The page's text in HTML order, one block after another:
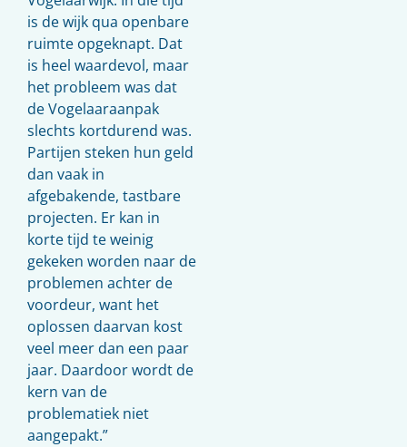
is de wijk qua openbare
ruimte opgeknapt. Dat
is heel waardevol, maar
het probleem was dat
de Vogelaaraanpak
slechts kortdurend was.
Partijen steken hun geld
dan vaak in
afgebakende, tastbare
projecten. Er kan in
korte tijd te weinig
gekeken worden naar de
problemen achter de
voordeur, want het
oplossen daarvan kost
veel meer dan een paar
jaar. Daardoor wordt de
kern van de
problematiek niet
aangepakt.”